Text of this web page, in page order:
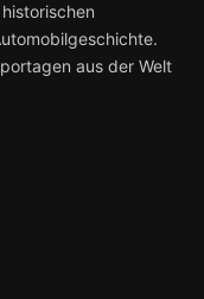
aus der Welt